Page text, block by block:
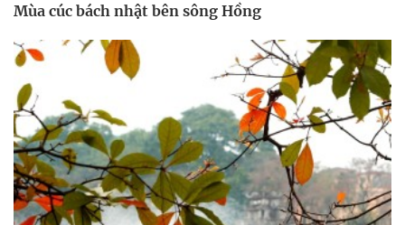
Mùa cúc bách nhật bên sông Hồng